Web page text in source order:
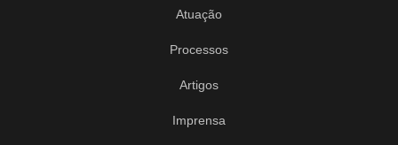
Atuação
Processos
Artigos
Imprensa